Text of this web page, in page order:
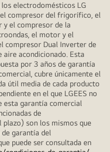
los electrodomésticos LG
compresor del frigorífico, el
el compresor de la
el motor y el
compresor Dual Inverter de
acondicionado. Esta
por 3 años de garantía
cubre únicamente el
útil media de cada producto
en el que LGEES no
esta garantía comercial
de
son los mismos que
garantía del
puede ser consultada en